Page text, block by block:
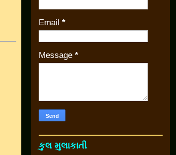
Email *
Message *
કુલ મુલાકાતી